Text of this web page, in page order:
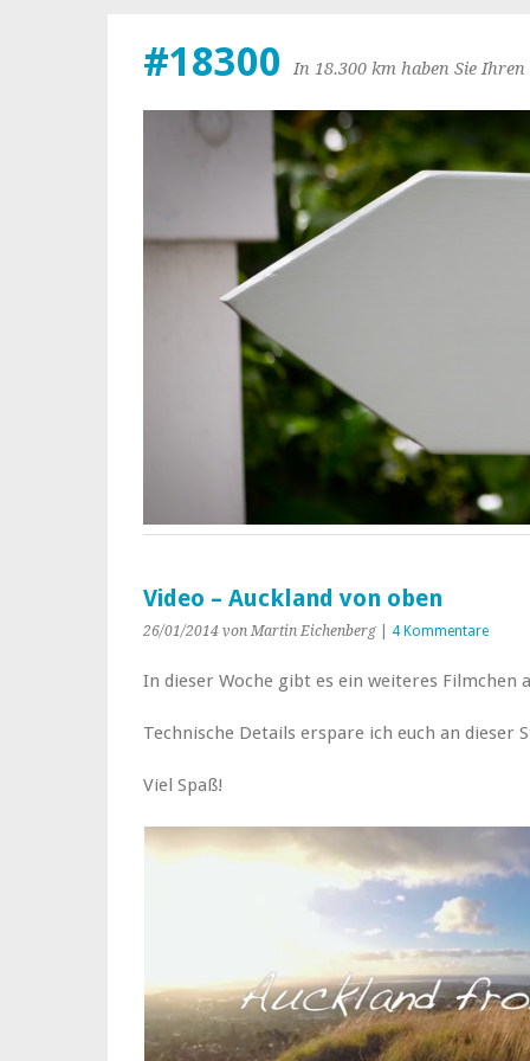
#18300 In 18.300 km haben Sie
Video – Auckland von oben
26/01/2014 von Martin Eichenberg 4 Kommentare
In dieser Woche gibt es ein weiteres Filmchen
Technische Details erspare ich euch an dieser
Viel Spaß!